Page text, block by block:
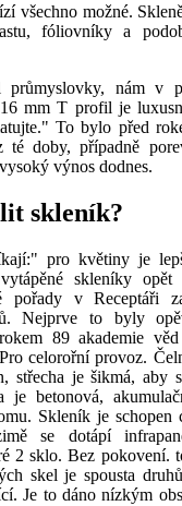
všechno možné.
fóliovníky a
nám v
mm T profil je
To bylo před
té doby, případně
výnos dodnes.
skleník?
pro květiny je
skleníky
pořady v Receptáři
Nejprve to byly
89 akademie
celorořní provoz.
střecha je šikmá, aby
je betonová,
Skleník je schopen
se dotápí
2 sklo. Bez pokovení.
skel je spousta
Je to dáno nízkým